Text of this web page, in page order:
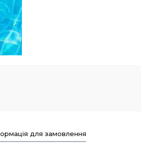
для замовлення